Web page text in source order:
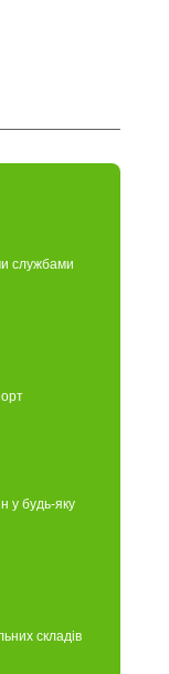
службами
у будь-яку
складів